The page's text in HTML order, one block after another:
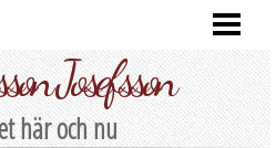
Josefsson
här och nu